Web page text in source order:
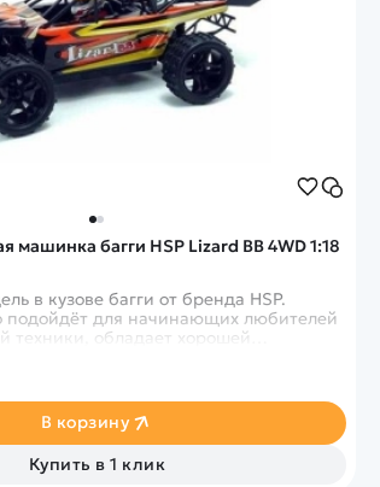
машинка багги HSP Lizard BB 4WD 1:18
в кузове багги от бренда HSP.
для начинающих любителей
техники, обладает хорошей
В корзину
Купить в 1 клик